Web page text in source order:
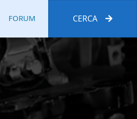
FORUM CERCA